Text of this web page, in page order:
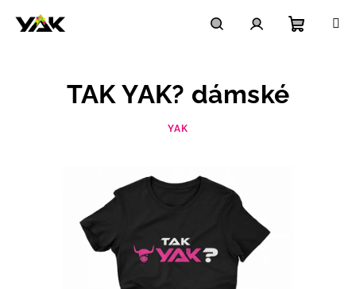
TAK YAK? dámské
YAK